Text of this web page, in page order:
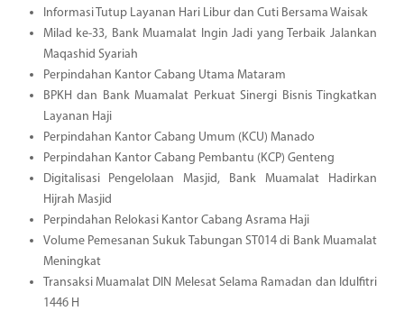
Informasi Tutup Layanan Hari Libur dan Cuti Bersama Waisak
Milad ke-33, Bank Muamalat Ingin Jadi yang Terbaik Jalankan
Maqashid Syariah
Perpindahan Kantor Cabang Utama Mataram
BPKH dan Bank Muamalat Perkuat Sinergi Bisnis Tingkatkan
Layanan Haji
Perpindahan Kantor Cabang Umum (KCU) Manado
Perpindahan Kantor Cabang Pembantu (KCP) Genteng
Digitalisasi Pengelolaan Masjid, Bank Muamalat Hadirkan
Hijrah Masjid
Perpindahan Relokasi Kantor Cabang Asrama Haji
Volume Pemesanan Sukuk Tabungan ST014 di Bank Muamalat
Meningkat
Transaksi Muamalat DIN Melesat Selama Ramadan dan Idulfitri
1446 H